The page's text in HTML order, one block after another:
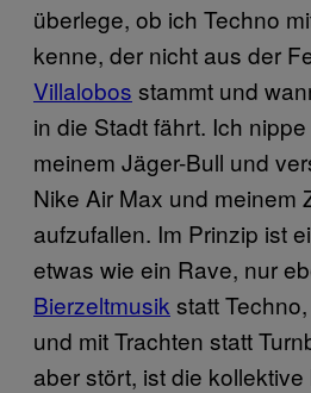
überlege, ob ich Techno
kenne, der nicht aus der
Villalobos stammt und
in die Stadt fährt. Ich
meinem Jäger-Bull und
Nike Air Max und meinem
aufzufallen. Im Prinzip ist
etwas wie ein Rave, nur
Bierzeltmusik statt
und mit Trachten statt
aber stört, ist die